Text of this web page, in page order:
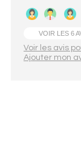
VOIR LES 6
Voir les avis
Ajouter mon